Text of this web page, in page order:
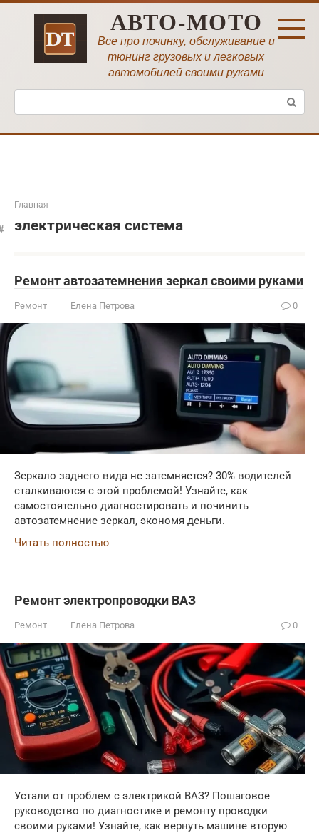
Перейти
АВТО-МОТО
Все про починку, обслуживание и
тюнинг грузовых и легковых
автомобилей своими руками
Поиск:
Главная
электрическая система
Ремонт автозатемнения зеркал своими руками
Ремонт Елена Петрова 0
Зеркало заднего вида не затемняется? 30% водителей
сталкиваются с этой проблемой! Узнайте, как
самостоятельно диагностировать и починить
автозатемнение зеркал, экономя деньги.
Читать полностью
Ремонт электропроводки ВАЗ
Ремонт Елена Петрова 0
Устали от проблем с электрикой ВАЗ? Пошаговое
руководство по диагностике и ремонту проводки
своими руками! Узнайте, как вернуть машине вторую